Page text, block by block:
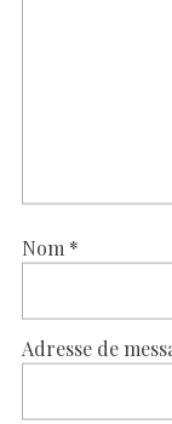
Nom *
Adresse de